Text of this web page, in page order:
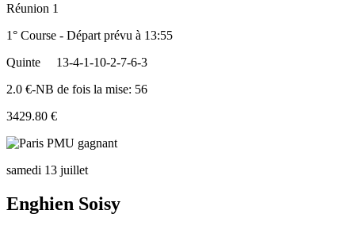
Réunion 1
1° Course - Départ prévu à 13:55
Quinte
13-4-1-10-2-7-6-3
2.0 €-NB de fois la mise: 56
3429.80 €
samedi 13 juillet
Enghien Soisy